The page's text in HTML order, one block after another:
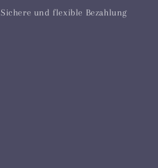
Sichere und flexible Bezahlung